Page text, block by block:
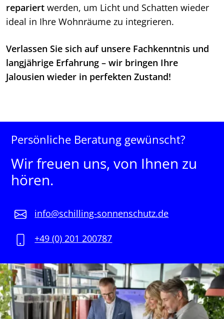
repariert werden, um Licht und Schatten wieder
ideal in Ihre Wohnräume zu integrieren.
Verlassen Sie sich auf unsere Fachkenntnis und
langjährige Erfahrung – wir bringen Ihre
Jalousien wieder in perfekten Zustand!
Persönliche Beratung gewünscht?
Wir freuen uns, von Ihnen zu
hören.
info@schilling-sonnenschutz.de
+49 (0) 201 200787